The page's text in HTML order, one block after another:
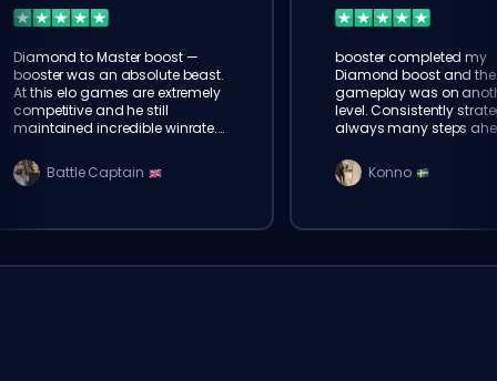
Diamond to Master boost —
booster was an absolute beast.
At this elo games are extremely
competitive and he still
maintained incredible winrate.
Battle Captain
booster completed my
Diamond boost and the
gameplay was on
level. Consistently
always many steps
clean. amazing
Konno